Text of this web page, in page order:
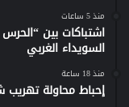
منذ 5 ساعات
اشتباكات بين
السويداء الغربي
منذ 18 ساعة
إحباط محاولة